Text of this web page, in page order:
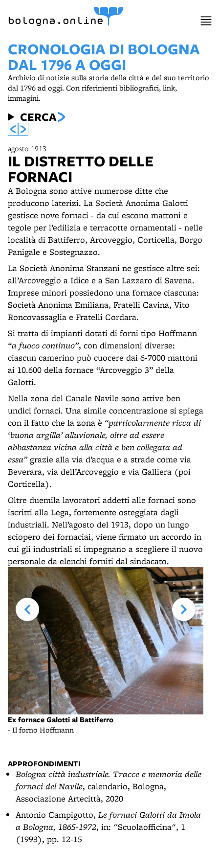
bologna.online
CRONOLOGIA DI BOLOGNA
DAL 1796 A OGGI
Archivio di notizie sulla storia della città e del suo territorio
dal 1796 ad oggi. Con riferimenti bibliografici, link,
immagini.
CERCA
agosto 1913
IL DISTRETTO DELLE
FORNACI
A Bologna sono attive numerose ditte che
producono laterizi. La Società Anonima Galotti
gestisce nove fornaci - da cui escono mattoni e
tegole per l’edilizia e terracotte ornamentali - nelle
località di Battiferro, Arcoveggio, Corticella, Borgo
Panigale e Sostegnazzo.
La Società Anonima Stanzani ne gestisce altre sei:
all’Arcoveggio a Idice e a San Lazzaro di Savena.
Imprese minori possiedono una fornace ciascuna:
Società Anonima Emiliana, Fratelli Cavina, Vito
Roncovassaglia e Fratelli Cordara.
Si tratta di impianti dotati di forni tipo Hoffmann
“a fuoco continuo”, con dimensioni diverse:
ciascun camerino può cuocere dai 6-7000 mattoni
ai 10.600 della fornace “Arcoveggio 3” della
Galotti.
Nella zona del Canale Navile sono attive ben
undici fornaci. Una simile concentrazione si spiega
con il fatto che la zona è “particolarmente ricca di
‘buona argilla’ alluvionale, oltre ad essere
abbastanza vicina alla città e ben collegata ad
essa”grazie alla via d’acqua e a strade come via
Beverara, via dell’Arcoveggio e via Galliera (poi
Corticella).
Oltre duemila lavoratori addetti alle fornaci sono
iscritti alla Lega, fortemente osteggiata dagli
industriali. Nell’agosto del 1913, dopo un lungo
sciopero dei fornaciai, viene firmato un accordo in
cui gli industriali si impegnano a scegliere il nuovo
personale da elenchi forniti dal sindacato.
Ex fornace Galotti al Battiferro
- Il forno Hoffmann
APPROFONDIMENTI
Bologna città industriale. Tracce e memoria delle
fornaci del Navile, calendario, Bologna,
Associazione Artecittà, 2020
Antonio Campigotto, Le fornaci Galotti da Imola
a Bologna, 1865-1972, in: "Scuolaofficina", 1
(1993), pp. 12-15